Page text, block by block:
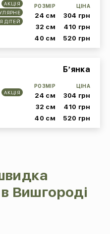
АКЦІЯ
ДІТЕЙ
РОЗМІР
24 см
ЦІНА
304 грн
32 см
410 грн
40 см
520 грн
АКЦІЯ
Бʼянка
РОЗМІР
24 см
ЦІНА
304 грн
32 см
410 грн
40 см
520 грн
Вишгороді